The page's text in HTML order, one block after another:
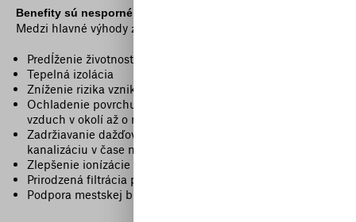
Benefity sú nesporné
Medzi hlavné výhody zelených striech
Predĺženie životnosti izolačnej fólie až na dvojnásobok
Tepelná izolácia
Zníženie rizika vzniku mestského tepelného ostrova
Ochladenie povrchu budovy, teploty v budove ale aj
vzduch v okolí až o niekoľko stupňov (mikroklíma)
Zadržiavanie dažďovej vody, zníženie náporu na
kanalizáciu v čase nadmerných zrážok
Zlepšenie ionízácie vzduchu v okolí
Prirodzená filtrácia prachu
Podpora mestskej biodiverzity a iné